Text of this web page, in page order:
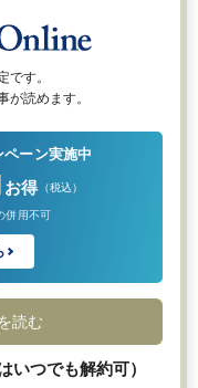
です。
が読めます。
ーン実施中
お得 （税込）
併用不可
読む
いつでも解約可）